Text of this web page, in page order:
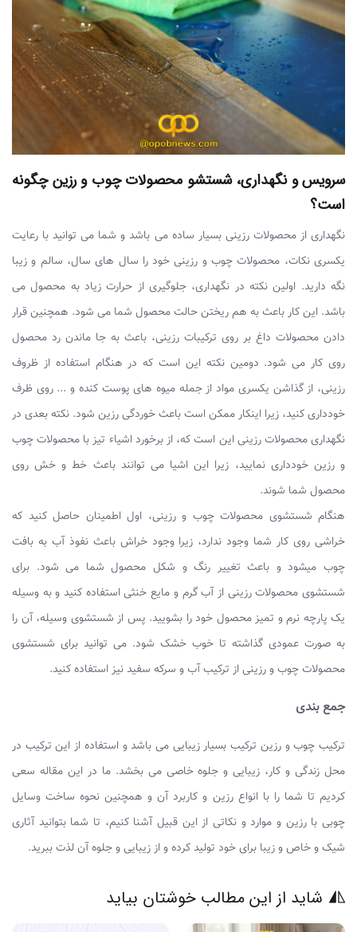
سرویس و نگهداری، شستشو محصولات چوب و رزین چگونه
است؟
نگهداری از محصولات رزینی بسیار ساده می باشد و شما می توانید با رعایت
یکسری نکات، محصولات چوب و رزینی خود را سال های سال، سالم و زیبا
نگه دارید. اولین نکته در نگهداری، جلوگیری از حرارت زیاد به محصول می
باشد. این کار باعث به هم ریختن حالت محصول شما می شود. همچنین قرار
دادن محصولات داغ بر روی ترکیبات رزینی، باعث به جا ماندن رد محصول
روی کار می شود. دومین نکته این است که در هنگام استفاده از ظروف
رزینی، از گذاشن یکسری مواد از جمله میوه های پوست کنده و ... روی ظرف
خودداری کنید، زیرا اینکار ممکن است باعث خوردگی رزین شود. نکته بعدی در
نگهداری محصولات رزینی این است که، از برخورد اشیاء تیز با محصولات چوب
و رزین خودداری نمایید، زیرا این اشیا می توانند باعث خط و خش روی
محصول شما شوند.
هنگام شستشوی محصولات چوب و رزینی، اول اطمینان حاصل کنید که
خراشی روی کار شما وجود ندارد، زیرا وجود خراش باعث نفوذ آب به بافت
چوب میشود و باعث تغییر رنگ و شکل محصول شما می شود. برای
شستشوی محصولات رزینی از آب گرم و مایع خنثی استفاده کنید و به وسیله
یک پارچه نرم و تمیز محصول خود را بشویید. پس از شستشوی وسیله، آن را
به صورت عمودی گذاشته تا خوب خشک شود. می توانید برای شستشوی
محصولات چوب و رزینی از ترکیب آب و سرکه سفید نیز استفاده کنید.
جمع بندی
ترکیب چوب و رزین ترکیب بسیار زیبایی می باشد و استفاده از این ترکیب در
محل زندگی و کار، زیبایی و جلوه خاصی می بخشد. ما در این مقاله سعی
کردیم تا شما را با انواع رزین و کاربرد آن و همچنین نحوه ساخت وسایل
چوبی با رزین و موارد و نکاتی از این قبیل آشنا کنیم، تا شما بتوانید آثاری
شیک و خاص و زیبا برای خود تولید کرده و از زیبایی و جلوه آن لذت ببرید.
شاید از این مطالب خوشتان بیاید